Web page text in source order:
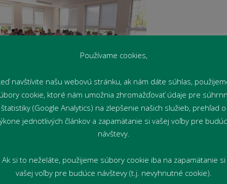
Používame cookies,
navštívite našu webovú stránku, ak nám dáte súhlas,
cookie, ktoré nám umožnia zhromažďovať údaje pre
štatistiky (Google Analytics) na zlepšenie našich služieb, prehľad o
jednotlivých článkov a zapamätanie si vašej voľby pre
návštevy.
Ak si to neželáte, použijeme súbory cookie iba na zapamätanie si
vašej voľby pre budúce návštevy (t.j. nevyhnutné cookie).